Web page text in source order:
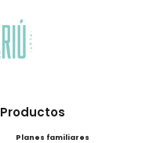
Productos
Planes familiares